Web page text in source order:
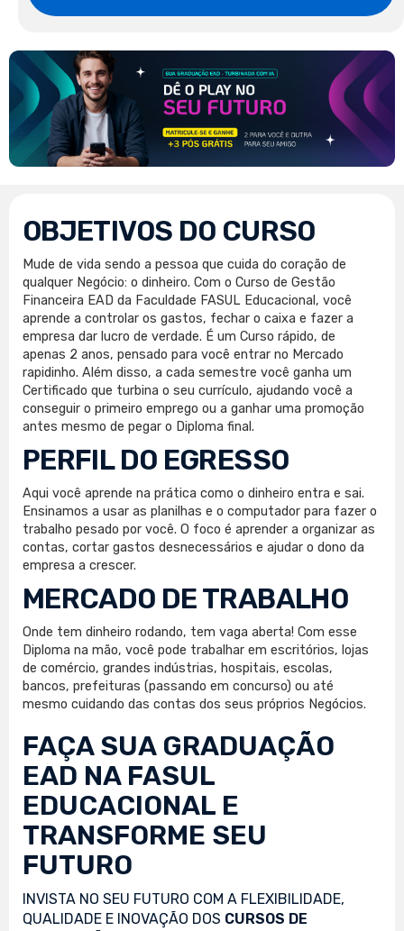
OBJETIVOS DO CURSO
Mude de vida sendo a pessoa que cuida do coração de
qualquer Negócio: o dinheiro. Com o Curso de Gestão
Financeira EAD da Faculdade FASUL Educacional, você
aprende a controlar os gastos, fechar o caixa e fazer a
empresa dar lucro de verdade. É um Curso rápido, de
apenas 2 anos, pensado para você entrar no Mercado
rapidinho. Além disso, a cada semestre você ganha um
Certificado que turbina o seu currículo, ajudando você a
conseguir o primeiro emprego ou a ganhar uma promoção
antes mesmo de pegar o Diploma final.
PERFIL DO EGRESSO
Aqui você aprende na prática como o dinheiro entra e sai.
Ensinamos a usar as planilhas e o computador para fazer o
trabalho pesado por você. O foco é aprender a organizar as
contas, cortar gastos desnecessários e ajudar o dono da
empresa a crescer.
MERCADO DE TRABALHO
Onde tem dinheiro rodando, tem vaga aberta! Com esse
Diploma na mão, você pode trabalhar em escritórios, lojas
de comércio, grandes indústrias, hospitais, escolas,
bancos, prefeituras (passando em concurso) ou até
mesmo cuidando das contas dos seus próprios Negócios.
FAÇA SUA GRADUAÇÃO
EAD NA FASUL
EDUCACIONAL E
TRANSFORME SEU
FUTURO
INVISTA NO SEU FUTURO COM A FLEXIBILIDADE,
QUALIDADE E INOVAÇÃO DOS CURSOS DE